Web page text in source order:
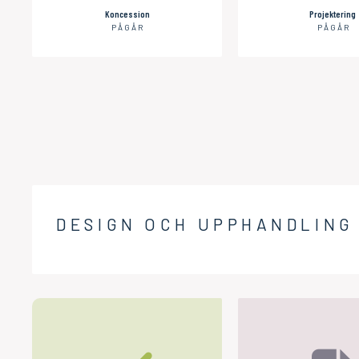
Koncession
PÅGÅR
Projektering
PÅGÅR
DESIGN OCH UPPHANDLING